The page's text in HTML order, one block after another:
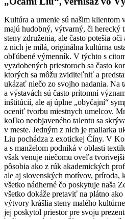
Kultúra a umenie sú našim
majú hudobný, výtvarný, či herecký
steny združenia, ale často potešia
z nich je milá, originálna kultúrna
obľúbené výmenník. V týchto s
vyzdobených priestoroch sa často
ktorých sa môžu zviditeľniť a
ukázať niečo zo svojho nadania. Na
a výstavách sú často prítomní
inštitúcií, ale aj úplne „obyčajní“
oceniť tvorbu miestnych umelcov.
koľko neobjaveného talentu sa
v meste. Jedným z nich je maliarka
Liu pochádza z exotickej Číny. V
a s manželom podniká v oblasti
však venuje niečomu oveľa
pôsobia ako z rúk akademických
ale aj slovenských motívov, príroda,
všetko nádherné čo poskytuje naša
všetko dokáže pretaviť na plátno
výtvory krášlia steny malého
jej poskytol priestor pre svoju